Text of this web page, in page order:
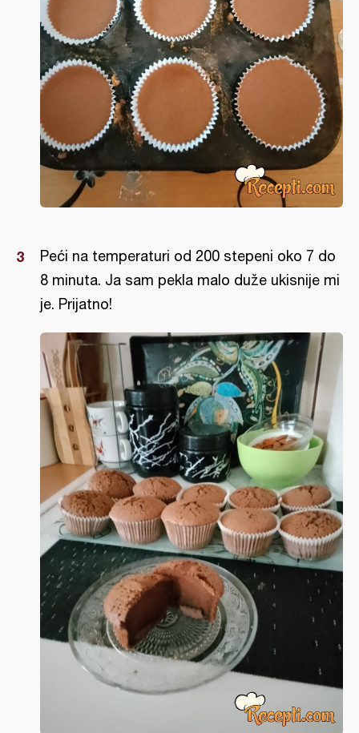
Peći na temperaturi od 200 stepeni oko 7 do
8 minuta. Ja sam pekla malo duže ukisnije mi
je. Prijatno!